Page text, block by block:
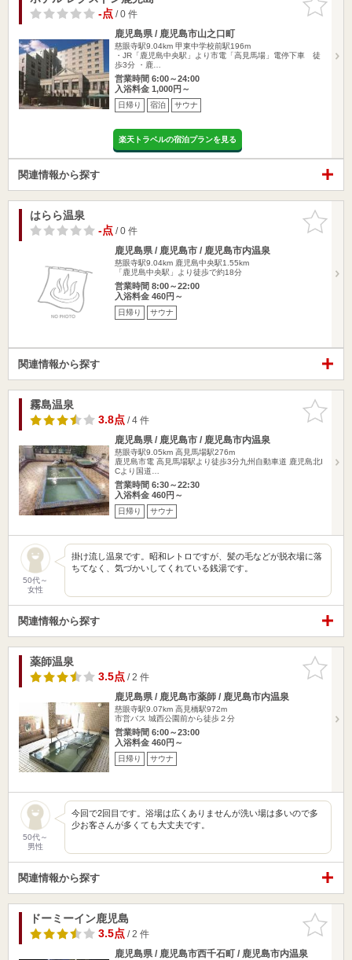
りに追加
-点/ 0 件
鹿児島県 / 鹿児島市山之口町
慈眼寺駅9.04km 甲東中学校前駅196m
・JR「鹿児島中央駅」より市電「高見馬場」電停下車 徒
歩3分 ・鹿…
営業時間 6:00～24:00
入浴料金 1,000円～
日帰り 宿泊 サウナ
楽天トラベルの宿泊プランを見る
関連情報から探す
お気に入
りに追加
はらら温泉
-点/ 0 件
鹿児島県 / 鹿児島市 / 鹿児島市内温泉
慈眼寺駅9.04km 鹿児島中央駅1.55km
「鹿児島中央駅」より徒歩で約18分
営業時間 8:00～22:00
入浴料金 460円～
日帰り サウナ
関連情報から探す
お気に入
りに追加
霧島温泉
3.8点/ 4 件
鹿児島県 / 鹿児島市 / 鹿児島市内温泉
慈眼寺駅9.05km 高見馬場駅276m
鹿児島市電 高見馬場駅より徒歩3分九州自動車道 鹿児島北I
Cより国道…
営業時間 6:30～22:30
入浴料金 460円～
日帰り サウナ
50代～
女性
掛け流し温泉です。昭和レトロですが、髪の毛などが脱衣場に落
ちてなく、気づかいしてくれている銭湯です。
関連情報から探す
お気に入
りに追加
薬師温泉
3.5点/ 2 件
鹿児島県 / 鹿児島市薬師 / 鹿児島市内温泉
慈眼寺駅9.07km 高見橋駅972m
市営バス 城西公園前から徒歩２分
営業時間 6:00～23:00
入浴料金 460円～
日帰り サウナ
50代～
男性
今回で2回目です。浴場は広くありませんが洗い場は多いので多
少お客さんが多くても大丈夫です。
関連情報から探す
お気に入
りに追加
ドーミーイン鹿児島
3.5点/ 2 件
鹿児島県 / 鹿児島市西千石町 / 鹿児島市内温泉